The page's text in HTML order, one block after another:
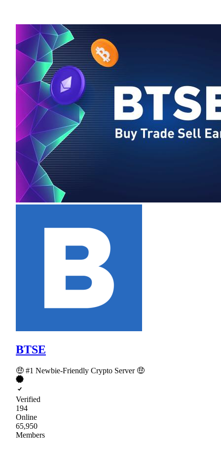
BTSE
🤑 #1 Newbie-Friendly Crypto Server 🤑
Verified
194
Online
65,950
Members